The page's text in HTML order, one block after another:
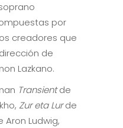
por
creadores que
de
Lazkano.
Transientde
Zur eta Lurde
Aron Ludwig,